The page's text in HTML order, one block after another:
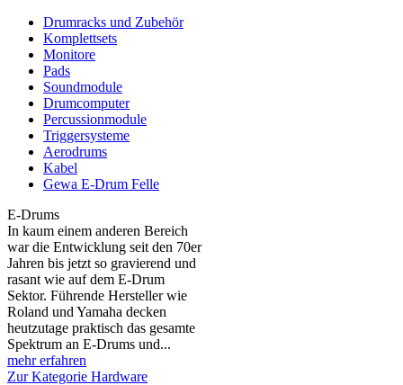
Drumracks und Zubehör
Komplettsets
Monitore
Pads
Soundmodule
Drumcomputer
Percussionmodule
Triggersysteme
Aerodrums
Kabel
Gewa E-Drum Felle
E-Drums
In kaum einem anderen Bereich
war die Entwicklung seit den 70er
Jahren bis jetzt so gravierend und
rasant wie auf dem E-Drum
Sektor. Führende Hersteller wie
Roland und Yamaha decken
heutzutage praktisch das gesamte
Spektrum an E-Drums und...
mehr erfahren
Zur Kategorie Hardware